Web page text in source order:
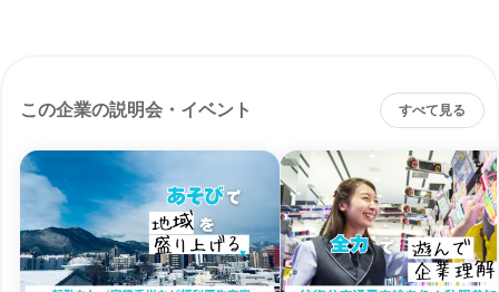
この企業の説明会・イベント すべて見る